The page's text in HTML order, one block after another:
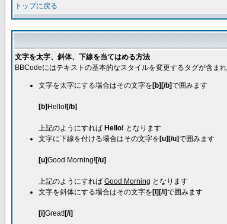
トップに戻る
文字を太字、斜体、下線を当てはめる方法
BBCodeにはテキストの基本的なスタイルを変更するタグが含ま
文字を太字にする場合はその文字を [b][/b]で囲みます
[b] Hello![/b]
上記のようにすれば Hello! となります
文字に下線を付ける場合はその文字を [u][/u]で囲みます
[u]Good Morning![/u]
上記のようにすれば Good Morning となります
文字を斜体にする場合はその文字を [i][/i]で囲みます
[i]Great![/i]